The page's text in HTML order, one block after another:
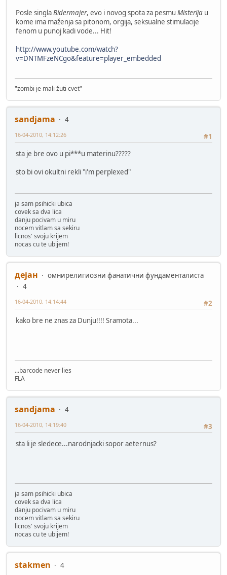
Posle singlaBidermajer, evo i novog spota za pesmu Misterija u
kome ima maženja sa pitonom, orgija, seksualne stimulacije
fenom u punoj kadi vode... Hit!
http://www.youtube.com/watch?
v=DNTMFzeNCgo&feature=player_embedded
"zombi je mali žuti cvet"
sandjama
4
#1
16-04-2010, 14:12:26
sta je bre ovo u pi***u materinu?????
sto bi ovi okultni rekli "i'm perplexed"
ja sam psihicki ubica
covek sa dva lica
danju pocivam u miru
nocem vitlam sa sekiru
licnos' svoju krijem
nocas cu te ubijem!
дејан
омнирелигиозни фанатични фундаменталиста
4
#2
16-04-2010, 14:14:44
kako bre ne znas za Dunju!!!! Sramota...
...barcode never lies
FLA
sandjama
4
#3
16-04-2010, 14:19:40
sta li je sledece...narodnjacki sopor aeternus?
ja sam psihicki ubica
covek sa dva lica
danju pocivam u miru
nocem vitlam sa sekiru
licnos' svoju krijem
nocas cu te ubijem!
stakmen
4